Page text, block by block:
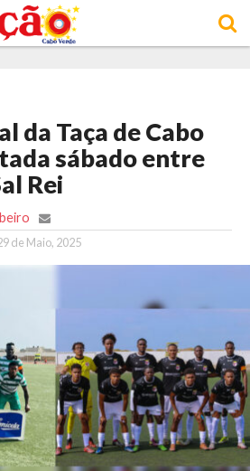
da Taça de Cabo
sábado entre
Rei
de Maio, 2025